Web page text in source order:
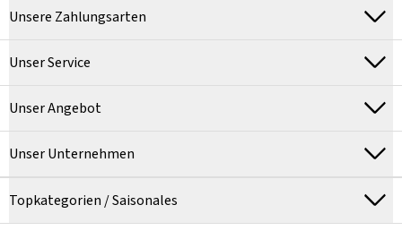
Unsere Zahlungsarten
Unser Service
Unser Angebot
Unser Unternehmen
Topkategorien / Saisonales